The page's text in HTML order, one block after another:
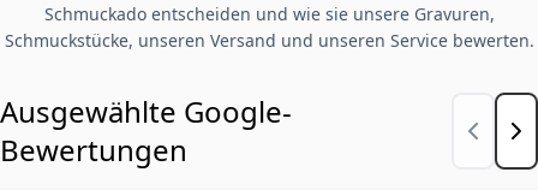
Schmuckado entscheiden und wie sie unsere Gravuren,
Schmuckstücke, unseren Versand und unseren Service bewerten.
Ausgewählte Google-
Bewertungen